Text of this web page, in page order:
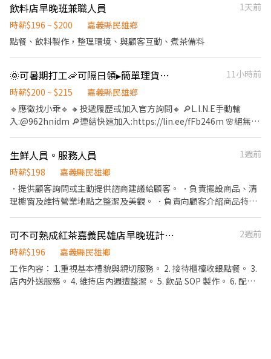
夜班 16 公里內) 🕒工作時間: ▸ 早班: 07:00~08:30-13:30 (配合 2-5
小時依照貨量彈性排班) ▸ 晚班: 17:30/18:30-23:30 (配合 2-5 小時依
照貨量彈性排班) ▸ 夜班: 23:30-03:30 (配合 2-4 小時依照貨量彈性排
班) 📌 排班說明: 平日一週給班 3-5 天, 假日配合主管排班 💰薪資 (含
津貼加給): ▸ 早班 $204 ▸ 晚班 $224 ▸ 夜班 $244 ⸻ ✅工作地點:
嘉義縣全區 💪 其他區域也歡迎直接私訊詢問! 🔥 搶手熱缺異動極快,
額滿, 手刀點下方 "立即應徵", 顧問線上馬上回覆安排面試! 或搜尋官
方帳號: @922vyxod (一定要加 @ 喔) 加入後請按照格式留言, 專員
第一時間處理! 🚫 求職完全免收費 👮 絕無詐騙 🤝 安心上工有保障
18:00💰時薪:196元 🔹早五班:05:00-09:00💰時薪:200元 🔹日
班:09:00-18:00💰時薪:196元 🔹早班短班:09:00-15:30💰時薪:196元
🔹中班:15:30-00:30💰時薪:200元 🔹晚八班:20:00-24:00💰時薪:200
✨ෆෆෆෆෆෆ📞應徵看這裡📞ෆෆෆෆෆෆ✨ ❤️‍服務專員:小旻 ❤️‍加賴詢問:
搜尋帳號@547qfznf（記得加＠） ❤️‍點擊加
飲料店早晚班兼職人員
1天前
時薪$196 ~ $200
嘉義縣民雄鄉
點餐、飲料製作，整理環境、與顧客互動、煮茶備料
🌞可暑期打工🦐可隔日領▸簡單理貨高時薪▸周休二日▸免加班▸免學歷▸🚫體檢
11小時前
時薪$200 ~ $215
嘉義縣民雄鄉
🔹應徵找小乖🔹 🔸投遞履歷或加入官方詢問🔸 🔎L.I.N.E手動輸
入:@962hnidm 🔎連結快速加入:https://lin.ee/fFb246m 🌸絕無收
品檢貨.分貨.理貨 【工作時間 】: 【工作時間 】: ⭐️月排休 日班
09:00-18:00 時薪：200元 中班:15:30-24:30時薪:205元 晚班:00:00-
09:00時薪：215元 晚八班:20:00-24:00時薪:200元 ⭐️周休二日 日
班:09:00-18:00時薪200元 中班:15:30-24:30時薪:205元 夜班:00:00-
生鮮人員。服務人員
1週前
時薪$198
嘉義縣民雄鄉
．提供顧客詢問或主動提供諮商建議給顧客。 ．負責擺設商品、清
理櫥窗及維持營業地點之整潔及美觀。 ．負責向顧客介紹商品特
束營業前，統計銷售情形、盤點貨品存量及撰寫當日業務報表。
可不可熟成紅茶嘉義民雄店早晚班計時人員
2週前
時薪$196
嘉義縣民雄鄉
工作內容： 1.重視基本禮貌與親切服務。 2. 接待櫃檯收銀點餐。 3.
店內外送服務。 4. 維持店內週遭整潔。 5. 飲品 SOP 製作。 6. 配合